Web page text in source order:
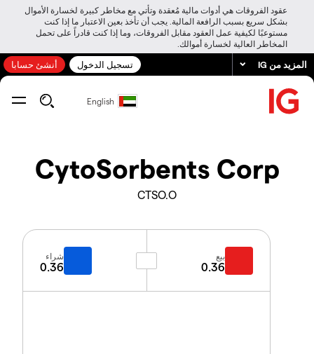
عقود الفروقات هي أدوات مالية مُعقدة وتأتي مع مخاطر كبيرة لخسارة الأموال
بشكل سريع بسبب الرافعة المالية. يجب أن تأخذ بعين الاعتبار ما إذا كنت
مستوعبًا لكيفية عمل العقود مقابل الفروقات، وما إذا كنت قادراً على تحمل
المخاطر العالية لخسارة أموالك.
المزيد من IG تسجيل الدخول أنشئ حسابا
English
CytoSorbents Corp
CTSO.O
بيع
0.36
شراء
0.36